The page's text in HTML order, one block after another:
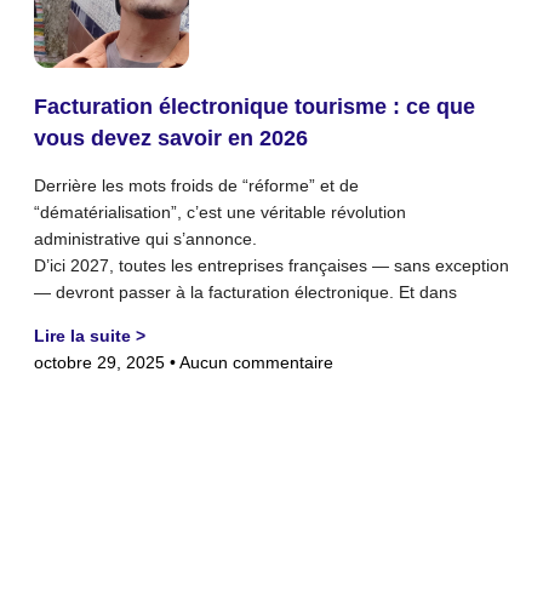
Facturation électronique tourisme : ce que
vous devez savoir en 2026
Derrière les mots froids de “réforme” et de
“dématérialisation”, c’est une véritable révolution
administrative qui s’annonce.
D’ici 2027, toutes les entreprises françaises — sans exception
— devront passer à la facturation électronique. Et dans
Lire la suite >
octobre 29, 2025
Aucun commentaire